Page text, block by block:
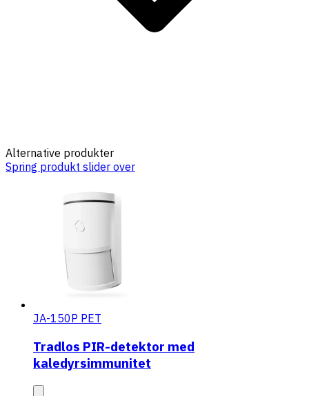
Alternative produkter
Spring produkt slider over
JA-150P PET
Tradlos PIR-detektor med
kaledyrsimmunitet